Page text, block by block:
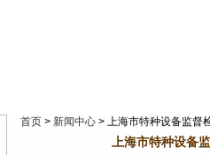
首页 > 新闻中心 > 上海市特种设备监督
上海市特种设备